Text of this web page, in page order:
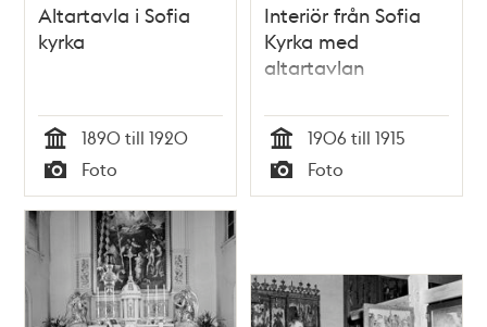
Altartavla i Sofia
kyrka
Tid
1890 till 1920
Typ
Foto
Interiör från Sofia
Kyrka med
altartavlan
Tid
1906 till 1915
Typ
Foto